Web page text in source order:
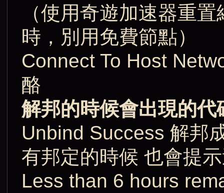
（使用奇遊加速器重
時，別用免費節點）
Connect To Host
酪
解邦的時候會出現的代
Unbind Success 解邦
有邦定的時候 也會提
Less than 6 hours